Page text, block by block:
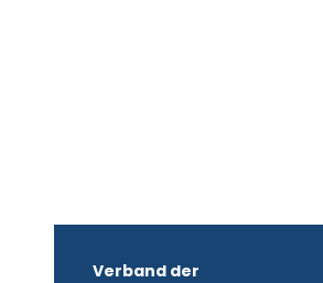
Verband der